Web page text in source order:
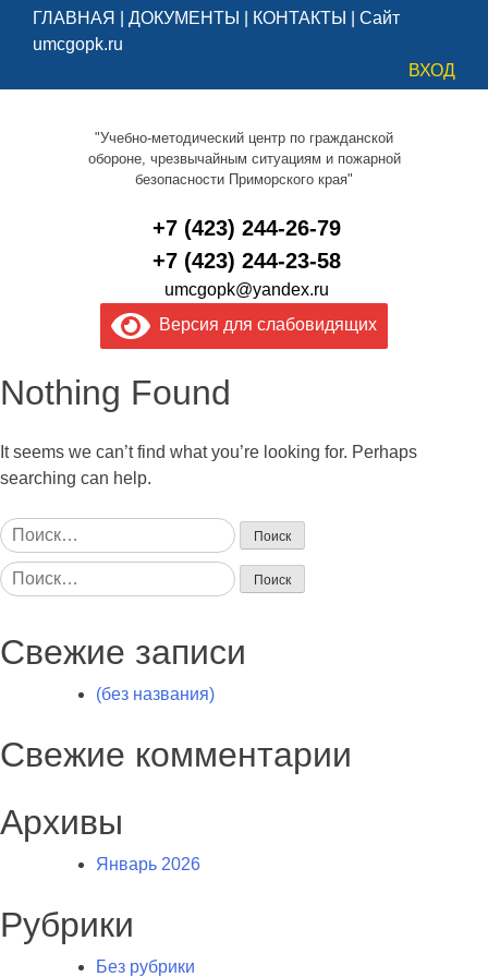
ГЛАВНАЯ ДОКУМЕНТЫ КОНТАКТЫ
Сайт
umcgopk.ru
ВХОД
"Учебно-методический центр по гражданской
обороне, чрезвычайным ситуациям и пожарной
безопасности Приморского края"
+7 (423) 244-26-79
+7 (423) 244-23-58
umcgopk@yandex.ru
Версия для слабовидящих
Nothing Found
It seems we can’t find what you’re looking for. Perhaps
searching can help.
Найти:
Найти:
Свежие записи
(без названия)
Свежие комментарии
Архивы
Январь 2026
Рубрики
Без рубрики